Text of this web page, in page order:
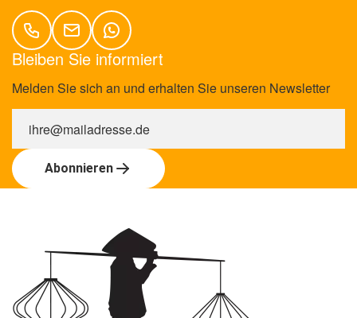
Bleiben Sie informiert
Melden Sie sich an und erhalten Sie unseren Newsletter
Abonnieren